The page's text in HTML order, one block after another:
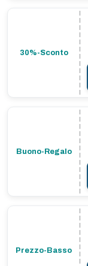
30%-Sconto
Buono-Regalo
Prezzo-Basso